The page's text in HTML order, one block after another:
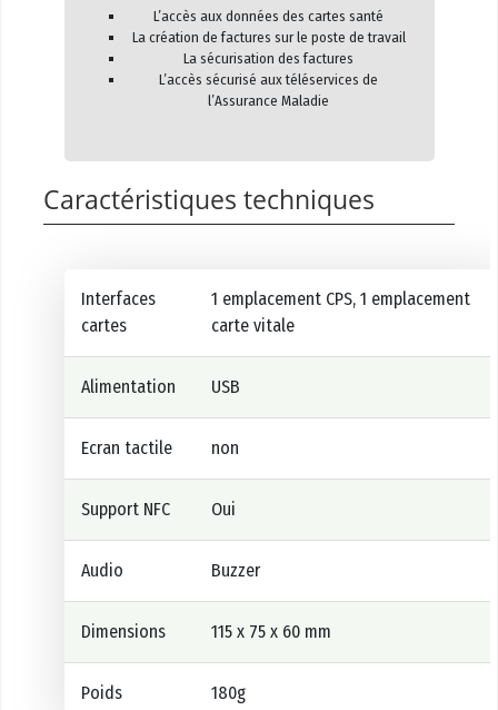
L’accès aux données des cartes santé
La création de factures sur le poste de travail
La sécurisation des factures
L’accès sécurisé aux téléservices de
l’Assurance Maladie
Caractéristiques techniques
Interfaces
cartes
1 emplacement CPS, 1 emplacement
carte vitale
Alimentation USB
Ecran tactile non
Support NFC Oui
Audio Buzzer
Dimensions 115 x 75 x 60 mm
Poids 180g